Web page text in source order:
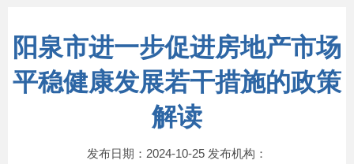
阳泉市进一步促进房地产市场
平稳健康发展若干措施的政策
解读
发布日期：2024-10-25 发布机构：